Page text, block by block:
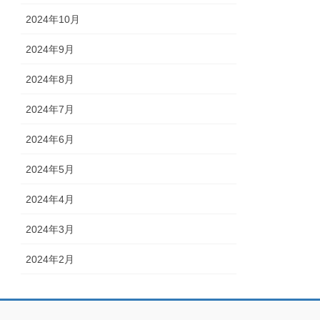
2024年10月
2024年9月
2024年8月
2024年7月
2024年6月
2024年5月
2024年4月
2024年3月
2024年2月